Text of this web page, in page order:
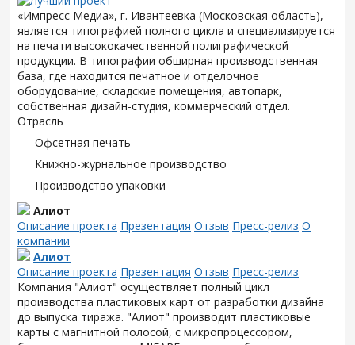
«Импресс Медиа», г. Ивантеевка (Московская область),
является типографией полного цикла и специализируется
на печати высококачественной полиграфической
продукции. В типографии обширная производственная
база, где находится печатное и отделочное
оборудование, складские помещения, автопарк,
собственная дизайн-студия, коммерческий отдел.
Отрасль
Офсетная печать
Книжно-журнальное производство
Производство упаковки
Алиот
Описание проекта Презентация Отзыв Пресс-релиз О
компании
Алиот
Описание проекта Презентация Отзыв Пресс-релиз
Компания "Алиот" осуществляет полный цикл
производства пластиковых карт от разработки дизайна
до выпуска тиража. "Алиот" производит пластиковые
карты с магнитной полосой, с микропроцессором,